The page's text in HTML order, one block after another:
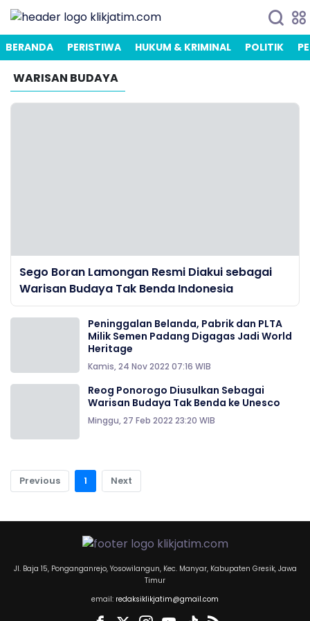
BERANDA PERISTIWA HUKUM & KRIMINAL POLITIK
WARISAN BUDAYA
Sego Boran Lamongan Resmi Diakui sebagai
Warisan Budaya Tak Benda Indonesia
Peninggalan Belanda, Pabrik dan PLTA
Milik Semen Padang Digagas Jadi World
Heritage
Kamis, 24 Nov 2022 07:16 WIB
Reog Ponorogo Diusulkan Sebagai
Warisan Budaya Tak Benda ke Unesco
Minggu, 27 Feb 2022 23:20 WIB
Previous 1 Next
Jl. Baja 15, Ponganganrejo, Yosowilangun, Kec. Manyar, Kabupaten Gresik, Jawa
Timur
email: redaksiklikjatim@gmail.com